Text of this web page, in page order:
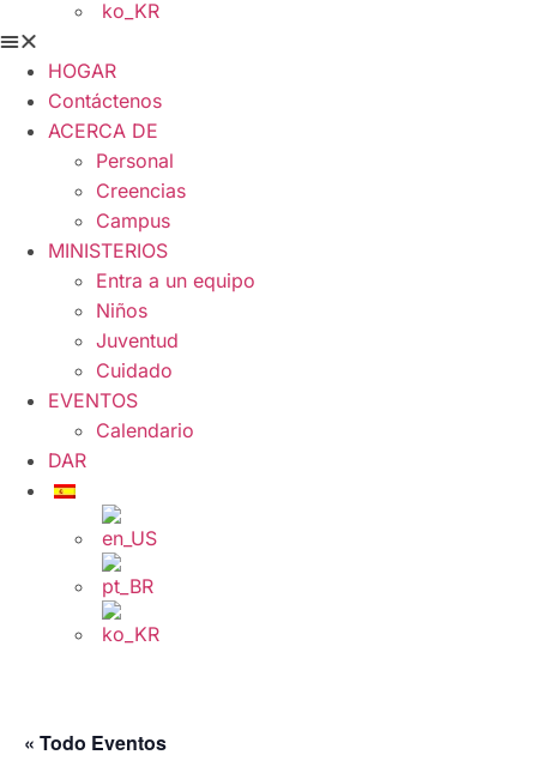
HOGAR
Contáctenos
ACERCA DE
Personal
Creencias
Campus
MINISTERIOS
Entra a un equipo
Niños
Juventud
Cuidado
EVENTOS
Calendario
DAR
« Todo Eventos